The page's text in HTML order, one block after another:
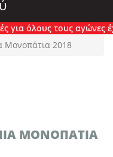
τους αγώνες έχουν
Μονοπάτια 2018
ΜΟΝΟΠΆΤΙΑ